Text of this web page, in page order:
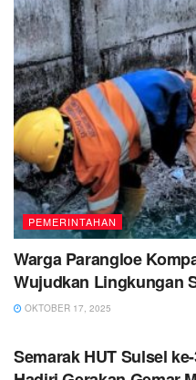
PEMERINTAHAN
Warga Parangloe
Wujudkan Lingkungan
OKTOBER 17, 2025
Semarak HUT Sulsel